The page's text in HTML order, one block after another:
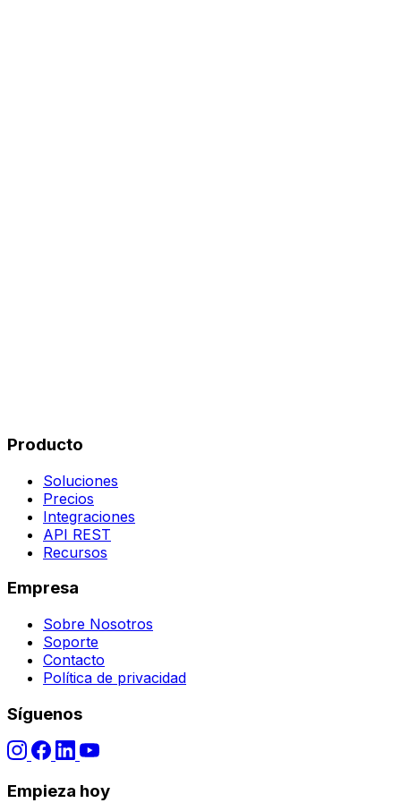
Producto
Soluciones
Precios
Integraciones
API REST
Recursos
Empresa
Sobre Nosotros
Soporte
Contacto
Política de privacidad
Síguenos
Empieza hoy